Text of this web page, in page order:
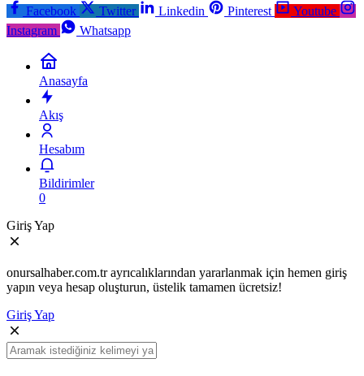
Facebook
Twitter Linkedin Pinterest
Youtube
Instagram
Whatsapp
Anasayfa
Akış
Hesabım
Bildirimler
0
Giriş Yap
onursalhaber.com.tr ayrıcalıklarından yararlanmak için hemen giriş
yapın veya hesap oluşturun, üstelik tamamen ücretsiz!
Giriş Yap